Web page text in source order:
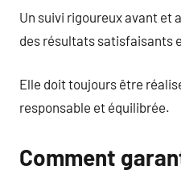
Un suivi rigoureux avant et
des résultats satisfaisants
Elle doit toujours être
responsable et équilibrée.
Comment